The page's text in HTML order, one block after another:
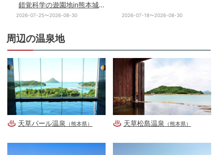
錯覚科学の遊園地in熊本城
ホール
2026-07-25〜2026-08-30 2026-07-18〜2026-08-30
周辺の温泉地
天草パール温泉 （熊本県） 天草松島温泉 （熊本県）